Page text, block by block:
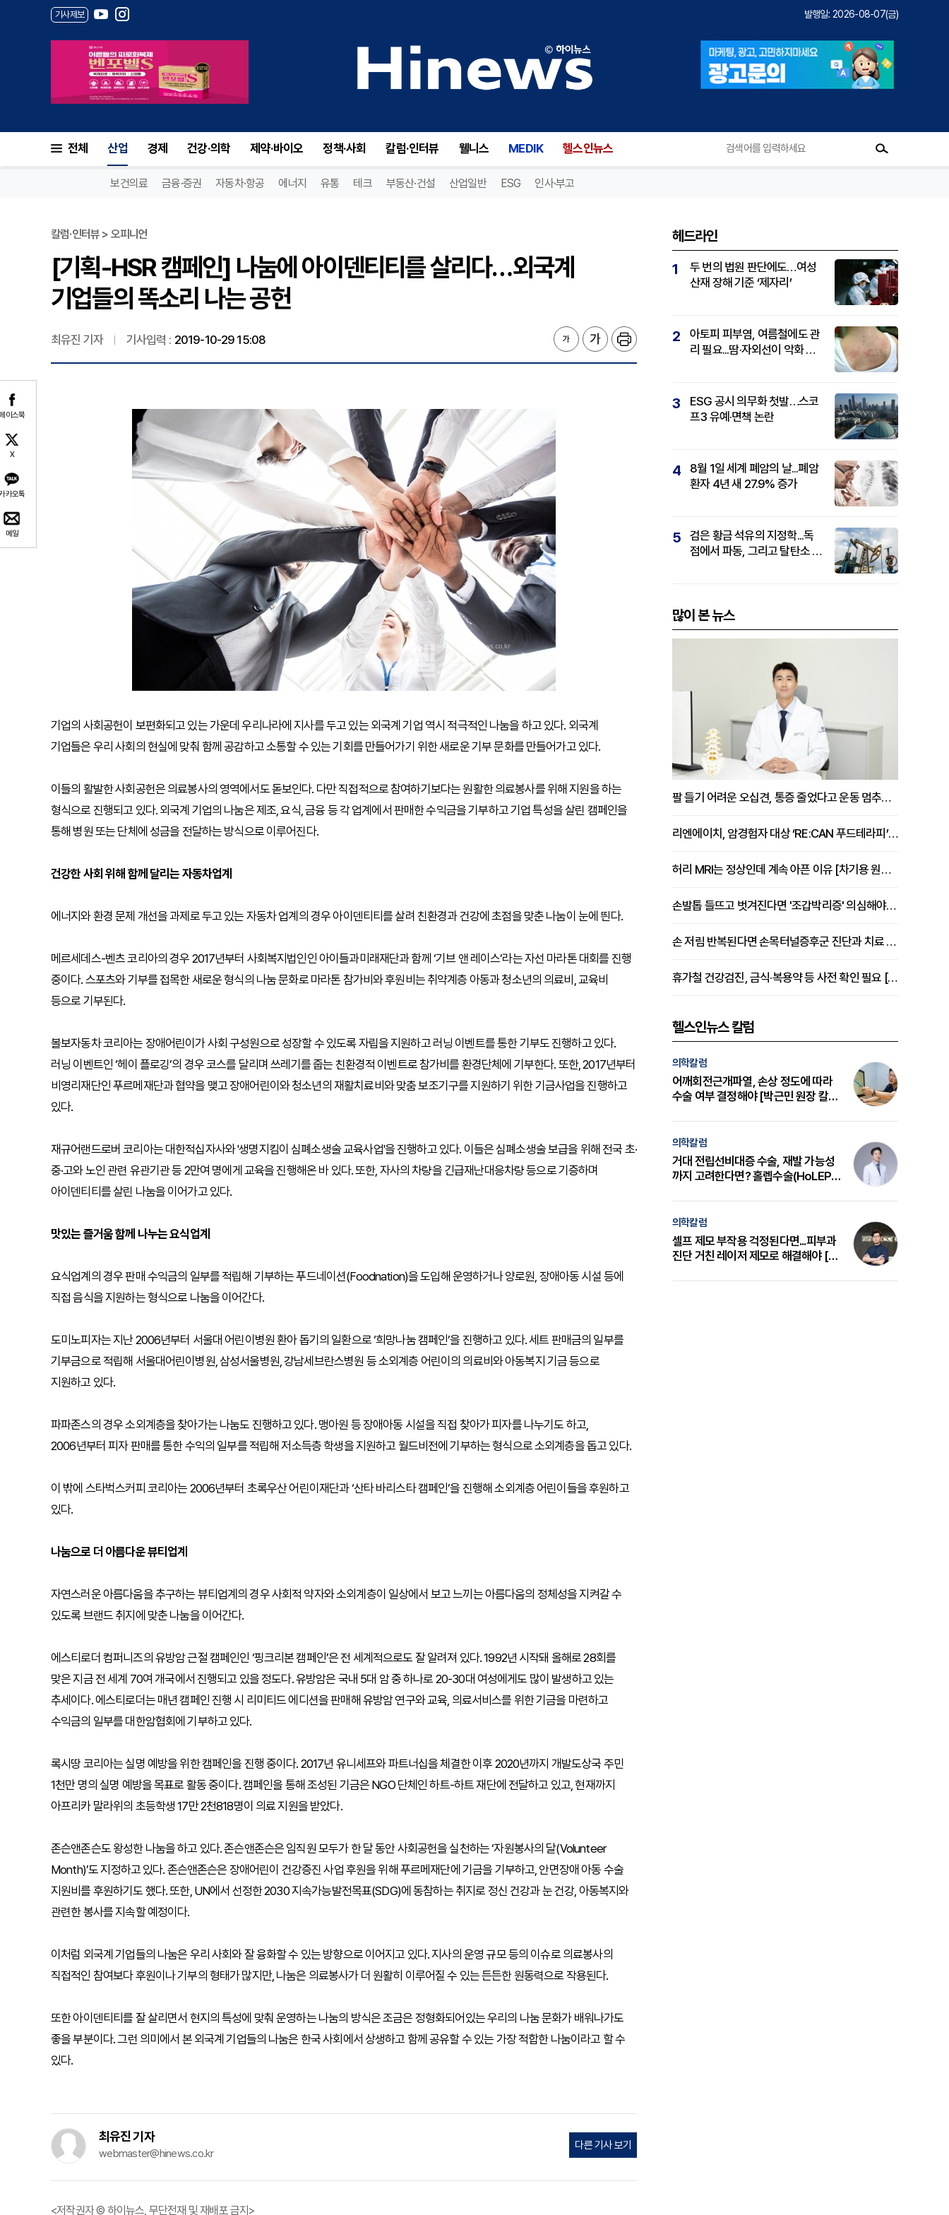
기사제보 발행일: 2026-08-07(금)
전체 산업 경제 건강·의학 제약·바이오 정책·사회 칼럼·인터뷰 웰니스 MEDIK 헬스인뉴스
보건의료 금융·증권 자동차·항공 에너지 유통 테크 부동산·건설 산업일반 ESG 인사·부고
이스북
X
카오톡
메일
칼럼·인터뷰 > 오피니언
[기획-HSR 캠페인] 나눔에 아이덴티티를 살리다…외국계
기업들의 똑소리 나는 공헌
최유진 기자 기사입력 : 2019-10-29 15:08
기업의 사회공헌이 보편화되고 있는 가운데 우리나라에 지사를 두고 있는 외국계 기업 역시 적극적인 나눔을 하고 있다. 외국계
기업들은 우리 사회의 현실에 맞춰 함께 공감하고 소통할 수 있는 기회를 만들어가기 위한 새로운 기부 문화를 만들어가고 있다.
이들의 활발한 사회공헌은 의료봉사의 영역에서도 돋보인다. 다만 직접적으로 참여하기보다는 원활한 의료봉사를 위해 지원을 하는
형식으로 진행되고 있다. 외국계 기업의 나눔은 제조, 요식, 금융 등 각 업계에서 판매한 수익금을 기부하고 기업 특성을 살린 캠페인을
통해 병원 또는 단체에 성금을 전달하는 방식으로 이루어진다.
건강한 사회 위해 함께 달리는 자동차업계
에너지와 환경 문제 개선을 과제로 두고 있는 자동차 업계의 경우 아이덴티티를 살려 친환경과 건강에 초점을 맞춘 나눔이 눈에 띈다.
메르세데스-벤츠 코리아의 경우 2017년부터 사회복지법인인 아이들과미래재단과 함께 ‘기브 앤 레이스’라는 자선 마라톤 대회를 진행
중이다. 스포츠와 기부를 접목한 새로운 형식의 나눔 문화로 마라톤 참가비와 후원비는 취약계층 아동과 청소년의 의료비, 교육비
등으로 기부된다.
볼보자동차 코리아는 장애어린이가 사회 구성원으로 성장할 수 있도록 자립을 지원하고 러닝 이벤트를 통한 기부도 진행하고 있다.
러닝 이벤트인 ‘헤이 플로깅’의 경우 코스를 달리며 쓰레기를 줍는 친환경적 이벤트로 참가비를 환경단체에 기부한다. 또한, 2017년부터
비영리재단인 푸르메재단과 협약을 맺고 장애어린이와 청소년의 재활치료비와 맞춤 보조기구를 지원하기 위한 기금사업을 진행하고
있다.
재규어랜드로버 코리아는 대한적십자사와 '생명지킴이 심폐소생술 교육사업'을 진행하고 있다. 이들은 심폐소생술 보급을 위해 전국 초·
중·고와 노인 관련 유관기관 등 2만여 명에게 교육을 진행해온 바 있다. 또한, 자사의 차량을 긴급재난대응차량 등으로 기증하며
아이덴티티를 살린 나눔을 이어가고 있다.
맛있는 즐거움 함께 나누는 요식업계
요식업계의 경우 판매 수익금의 일부를 적립해 기부하는 푸드네이션(Foodnation)을 도입해 운영하거나 양로원, 장애아동 시설 등에
직접 음식을 지원하는 형식으로 나눔을 이어간다.
도미노피자는 지난 2006년부터 서울대 어린이병원 환아 돕기의 일환으로 ‘희망나눔 캠페인’을 진행하고 있다. 세트 판매금의 일부를
기부금으로 적립해 서울대어린이병원, 삼성서울병원, 강남세브란스병원 등 소외계층 어린이의 의료비와 아동복지 기금 등으로
지원하고 있다.
파파존스의 경우 소외계층을 찾아가는 나눔도 진행하고 있다. 맹아원 등 장애아동 시설을 직접 찾아가 피자를 나누기도 하고,
2006년부터 피자 판매를 통한 수익의 일부를 적립해 저소득층 학생을 지원하고 월드비전에 기부하는 형식으로 소외계층을 돕고 있다.
이 밖에 스타벅스커피 코리아는 2006년부터 초록우산 어린이재단과 ‘산타 바리스타 캠페인’을 진행해 소외계층 어린이들을 후원하고
있다.
나눔으로 더 아름다운 뷰티업계
자연스러운 아름다움을 추구하는 뷰티업계의 경우 사회적 약자와 소외계층이 일상에서 보고 느끼는 아름다움의 정체성을 지켜갈 수
있도록 브랜드 취지에 맞춘 나눔을 이어간다.
에스티로더 컴퍼니즈의 유방암 근절 캠페인인 ‘핑크리본 캠페인’은 전 세계적으로도 잘 알려져 있다. 1992년 시작돼 올해로 28회를
맞은 지금 전 세계 70여 개국에서 진행되고 있을 정도다. 유방암은 국내 5대 암 중 하나로 20-30대 여성에게도 많이 발생하고 있는
추세이다. 에스티로더는 매년 캠페인 진행 시 리미티드 에디션을 판매해 유방암 연구와 교육, 의료서비스를 위한 기금을 마련하고
수익금의 일부를 대한암협회에 기부하고 있다.
록시땅 코리아는 실명 예방을 위한 캠페인을 진행 중이다. 2017년 유니세프와 파트너십을 체결한 이후 2020년까지 개발도상국 주민
1천만 명의 실명 예방을 목표로 활동 중이다. 캠페인을 통해 조성된 기금은 NGO 단체인 하트-하트 재단에 전달하고 있고, 현재까지
아프리카 말라위의 초등학생 17만 2천818명이 의료 지원을 받았다.
존슨앤존슨도 왕성한 나눔을 하고 있다. 존슨앤존슨은 임직원 모두가 한 달 동안 사회공헌을 실천하는 ‘자원봉사의 달(Volunteer
Month)’도 지정하고 있다. 존슨앤존슨은 장애어린이 건강증진 사업 후원을 위해 푸르메재단에 기금을 기부하고, 안면장애 아동 수술
지원비를 후원하기도 했다. 또한, UN에서 선정한 2030 지속가능발전목표(SDG)에 동참하는 취지로 정신 건강과 눈 건강, 아동복지와
관련한 봉사를 지속할 예정이다.
이처럼 외국계 기업들의 나눔은 우리 사회와 잘 융화할 수 있는 방향으로 이어지고 있다. 지사의 운영 규모 등의 이슈로 의료봉사의
직접적인 참여보다 후원이나 기부의 형태가 많지만, 나눔은 의료봉사가 더 원활히 이루어질 수 있는 든든한 원동력으로 작용된다.
또한 아이덴티티를 잘 살리면서 현지의 특성에 맞춰 운영하는 나눔의 방식은 조금은 정형화되어있는 우리의 나눔 문화가 배워나가도
좋을 부분이다. 그런 의미에서 본 외국계 기업들의 나눔은 한국 사회에서 상생하고 함께 공유할 수 있는 가장 적합한 나눔이라고 할 수
있다.
최유진 기자
webmaster@hinews.co.kr
다른 기사 보기
<저작권자 © 하이뉴스, 무단전재 및 재배포 금지>
헤드라인
1
두 번의 법원 판단에도…여성
산재 장해 기준 ‘제자리’
2
아토피 피부염, 여름철에도 관
리 필요...땀·자외선이 악화 요
3
ESG 공시 의무화 첫발…스코
프3 유예·면책 논란
4
8월 1일 세계 폐암의 날...폐암
환자 4년 새 27.9% 증가
5
검은 황금 석유의 지정학...독
점에서 파동, 그리고 탈탄소 패
많이 본 뉴스
팔 들기 어려운 오십견, 통증 줄었다고 운동 멈추면 안 되는 이유 [이병욱 원장 칼럼]
리엔에이치, 암경험자 대상 ‘RE:CAN 푸드테라피’ 운영
허리 MRI는 정상인데 계속 아픈 이유 [차기용 원장 칼럼]
손발톱 들뜨고 벗겨진다면 '조갑박리증' 의심해야 [김철윤 원장 칼럼]
손 저림 반복된다면 손목터널증후군 진단과 치료 시기 살펴야 [김동현 원장 칼럼]
휴가철 건강검진, 금식·복용약 등 사전 확인 필요 [정도감 원장 칼럼]
헬스인뉴스 칼럼
의학칼럼
어깨회전근개파열, 손상 정도에 따라
수술 여부 결정해야 [박근민 원장 칼
의학칼럼
거대 전립선비대증 수술, 재발 가능성
까지 고려한다면? 홀렙수술(HoLEP)
의학칼럼
셀프 제모 부작용 걱정된다면...피부과
진단 거친 레이저 제모로 해결해야 [변